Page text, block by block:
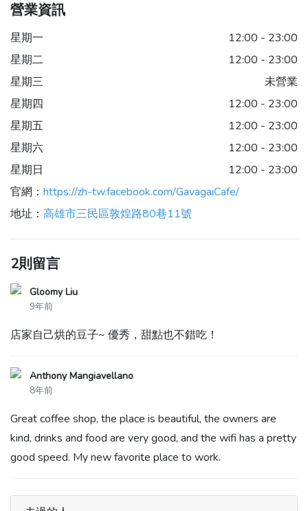
營業資訊
星期一
12:00 - 23:00
星期二
12:00 - 23:00
星期三
未營業
星期四
12:00 - 23:00
星期五
12:00 - 23:00
星期六
12:00 - 23:00
星期日
12:00 - 23:00
官網： https://zh-tw.facebook.com/GavagaiCafe/
地址： 高雄市三民區敦煌路80巷11號
2則留言
Gloomy Liu
9年前
店家自己烘的豆子~ 優秀，甜點也不錯吃！
Anthony Mangiavellano
8年前
Great coffee shop, the place is beautiful, the owners are
kind, drinks and food are very good, and the wifi has a pretty
good speed. My new favorite place to work.